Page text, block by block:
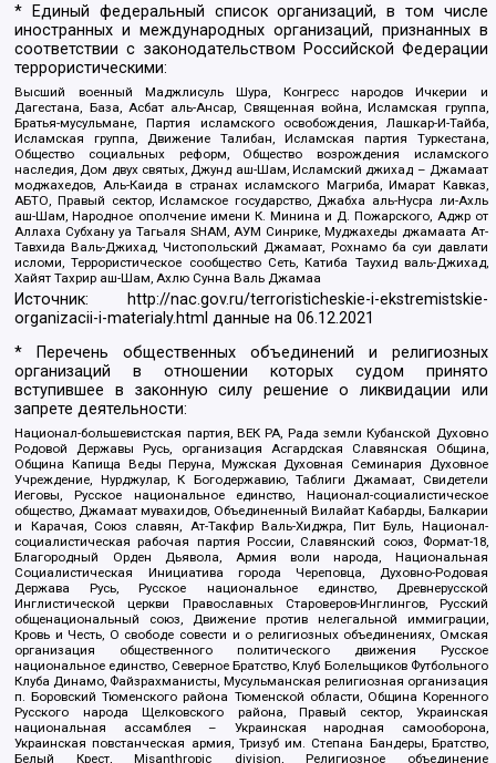
* Единый федеральный список организаций, в том числе
иностранных и международных организаций, признанных в
соответствии с законодательством Российской Федерации
террористическими:
Высший военный Маджлисуль Шура, Конгресс народов Ичкерии и
Дагестана, База, Асбат аль-Ансар, Священная война, Исламская группа,
Братья-мусульмане, Партия исламского освобождения, Лашкар-И-Тайба,
Исламская группа, Движение Талибан, Исламская партия Туркестана,
Общество социальных реформ, Общество возрождения исламского
наследия, Дом двух святых, Джунд аш-Шам, Исламский джихад – Джамаат
моджахедов, Аль-Каида в странах исламского Магриба, Имарат Кавказ,
АБТО, Правый сектор, Исламское государство, Джабха аль-Нусра ли-Ахль
аш-Шам, Народное ополчение имени К. Минина и Д. Пожарского, Аджр от
Аллаха Субхану уа Тагьаля SHAM, АУМ Синрике, Муджахеды джамаата Ат-
Тавхида Валь-Джихад, Чистопольский Джамаат, Рохнамо ба суи давлати
исломи, Террористическое сообщество Сеть, Катиба Таухид валь-Джихад,
Хайят Тахрир аш-Шам, Ахлю Сунна Валь Джамаа
Источник:
http://nac.gov.ru/terroristicheskie-i-ekstremistskie-
organizacii-i-materialy.html данные на06.12.2021
* Перечень общественных объединений и религиозных
организаций в отношении которых судом принято
вступившее в законную силу решение о ликвидации или
запрете деятельности:
Национал-большевистская партия, ВЕК РА, Рада земли Кубанской Духовно
Родовой Державы Русь, организация Асгардская Славянская Община,
Община Капища Веды Перуна, Мужская Духовная Семинария Духовное
Учреждение, Нурджулар, К Богодержавию, Таблиги Джамаат, Свидетели
Иеговы, Русское национальное единство, Национал-социалистическое
общество, Джамаат мувахидов, Объединенный Вилайат Кабарды, Балкарии
и Карачая, Союз славян, Ат-Такфир Валь-Хиджра, Пит Буль, Национал-
социалистическая рабочая партия России, Славянский союз, Формат-18,
Благородный Орден Дьявола, Армия воли народа, Национальная
Социалистическая Инициатива города Череповца, Духовно-Родовая
Держава Русь, Русское национальное единство, Древнерусской
Инглистической церкви Православных Староверов-Инглингов, Русский
общенациональный союз, Движение против нелегальной иммиграции,
Кровь и Честь, О свободе совести и о религиозных объединениях, Омская
организация общественного политического движения Русское
национальное единство, Северное Братство, Клуб Болельщиков Футбольного
Клуба Динамо, Файзрахманисты, Мусульманская религиозная организация
п. Боровский Тюменского района Тюменской области, Община Коренного
Русского народа Щелковского района, Правый сектор, Украинская
национальная ассамблея – Украинская народная самооборона,
Украинская повстанческая армия, Тризуб им. Степана Бандеры, Братство,
Белый Крест, Misanthropic division, Религиозное объединение